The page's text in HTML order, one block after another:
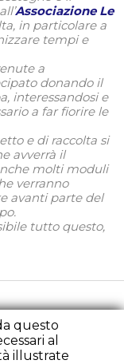
questo
al
illustrate
Associazione Le
in particolare a
tempi e
a
donando il
interessandosi e
a far fiorire le
e di raccolta si
avverrà il
molti moduli
verranno
avanti parte del
tutto questo,